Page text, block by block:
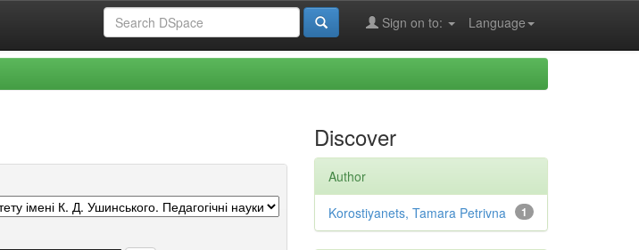
Language
Sign on to:
Discover
Author
1
Korostiyanets, Tamara Petrivna